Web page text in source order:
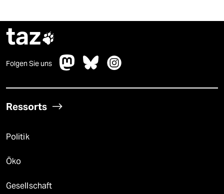
taz
Folgen Sie uns
Ressorts
Politik
Öko
Gesellschaft